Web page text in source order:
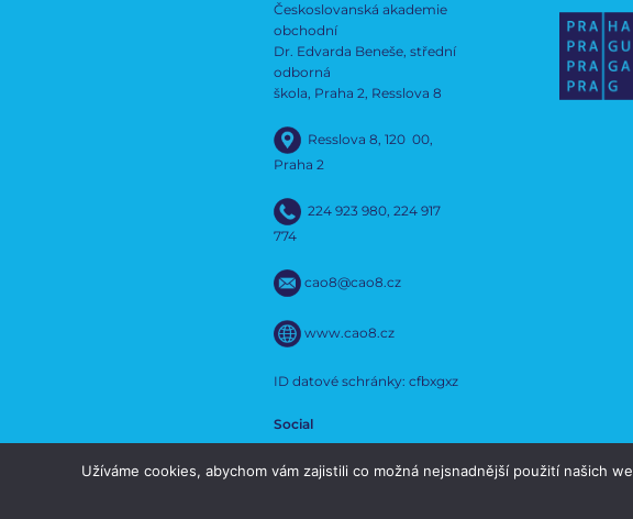
Českoslovanská akademie
obchodní
Dr. Edvarda Beneše, střední
odborná
škola, Praha 2, Resslova 8
Resslova 8, 120 00,
Praha 2
224 923 980 ,224 917
774
cao8@cao8.cz
www.cao8.cz
ID datové schránky: cfbxgxz
Social
Užíváme cookies, abychom vám zajistili co možná nejsnadnější použití našich